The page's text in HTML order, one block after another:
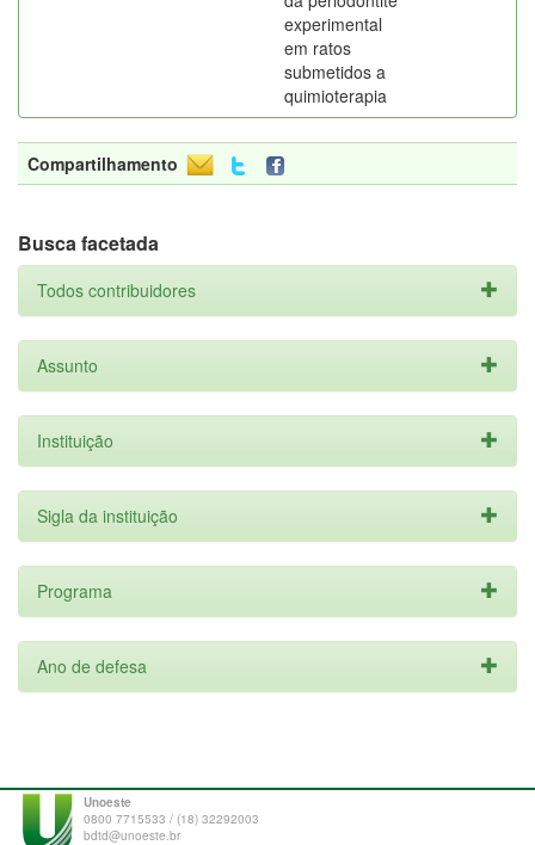
experimental
em ratos
submetidos a
quimioterapia
Compartilhamento
Busca facetada
Todos contribuidores
Assunto
Instituição
Sigla da instituição
Programa
Ano de defesa
Unoeste
0800 7715533 / (18) 32292003
bdtd@unoeste.br